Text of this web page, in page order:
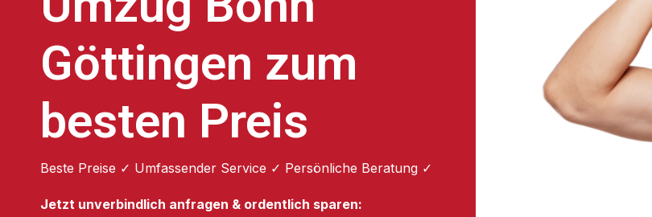
Göttingen zum
besten Preis
Beste Preise ✓ Umfassender Service ✓ Persönliche Beratung ✓
Jetzt unverbindlich anfragen & ordentlich sparen: